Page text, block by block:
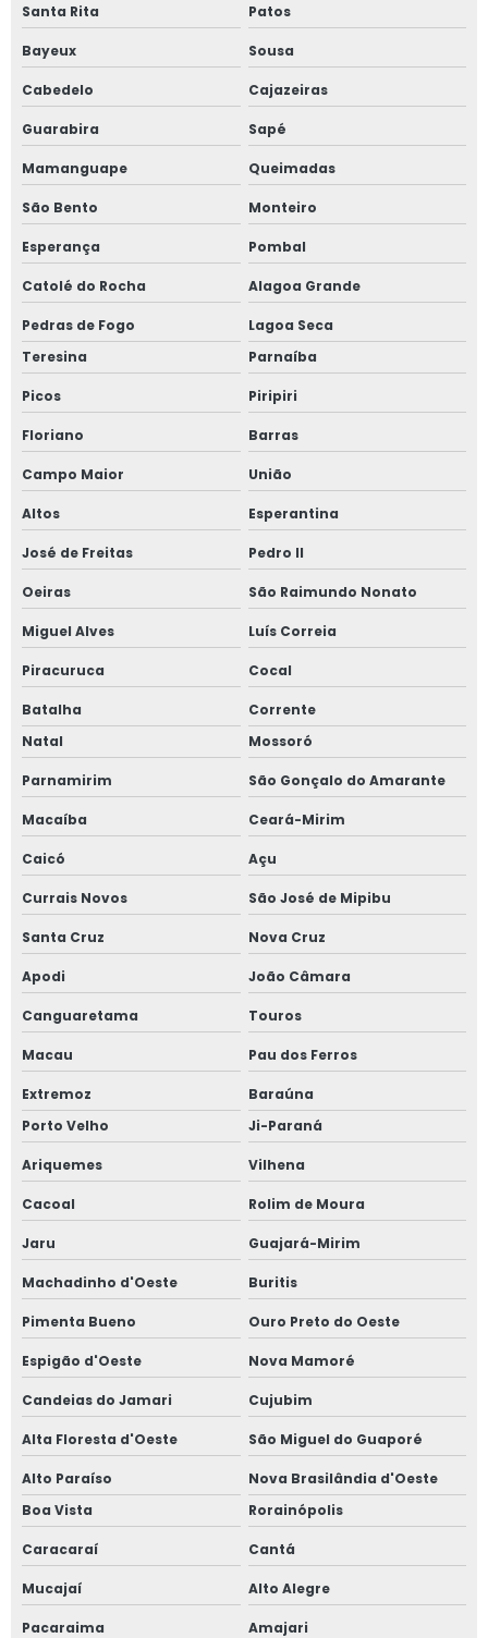
Santa Rita Patos
Bayeux Sousa
Cabedelo Cajazeiras
Guarabira Sapé
Mamanguape Queimadas
São Bento Monteiro
Esperança Pombal
Catolé do Rocha Alagoa Grande
Pedras de Fogo
Lagoa Seca
Teresina
Parnaíba
Picos Piripiri
Floriano Barras
Campo Maior União
Altos Esperantina
José de Freitas Pedro II
Oeiras São Raimundo Nonato
Miguel Alves Luís Correia
Piracuruca Cocal
Batalha
Corrente
Natal
Mossoró
Parnamirim São Gonçalo do Amarante
Macaíba Ceará-Mirim
Caicó Açu
Currais Novos São José de Mipibu
Santa Cruz Nova Cruz
Apodi João Câmara
Canguaretama Touros
Macau Pau dos Ferros
Extremoz
Baraúna
Porto Velho
Ji-Paraná
Ariquemes Vilhena
Cacoal Rolim de Moura
Jaru Guajará-Mirim
Machadinho d'Oeste Buritis
Pimenta Bueno Ouro Preto do Oeste
Espigão d'Oeste Nova Mamoré
Candeias do Jamari Cujubim
Alta Floresta d'Oeste São Miguel do Guaporé
Alto Paraíso
Nova Brasilândia d'Oeste
Boa Vista
Rorainópolis
Caracaraí Cantá
Mucajaí Alto Alegre
Pacaraima Amajari